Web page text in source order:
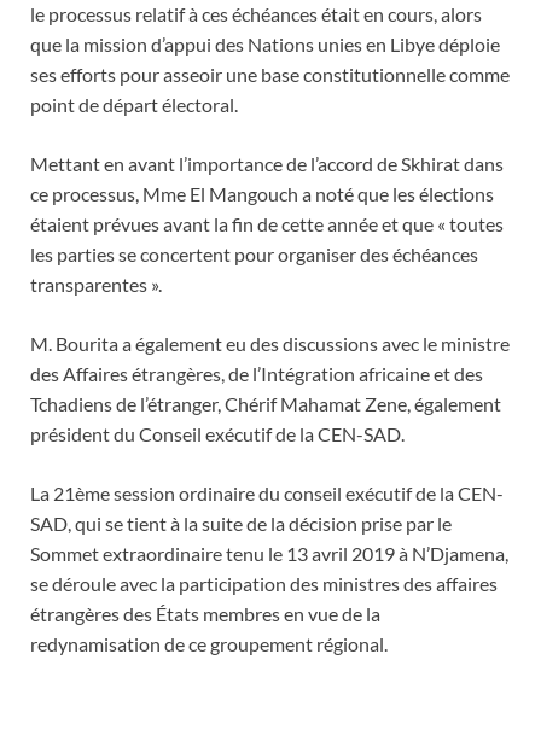
le processus relatif à ces échéances était en cours, alors
que la mission d’appui des Nations unies en Libye déploie
ses efforts pour asseoir une base constitutionnelle comme
point de départ électoral.
Mettant en avant l’importance de l’accord de Skhirat dans
ce processus, Mme El Mangouch a noté que les élections
étaient prévues avant la fin de cette année et que « toutes
les parties se concertent pour organiser des échéances
transparentes ».
M. Bourita a également eu des discussions avec le ministre
des Affaires étrangères, de l’Intégration africaine et des
Tchadiens de l’étranger, Chérif Mahamat Zene, également
président du Conseil exécutif de la CEN-SAD.
La 21ème session ordinaire du conseil exécutif de la CEN-
SAD, qui se tient à la suite de la décision prise par le
Sommet extraordinaire tenu le 13 avril 2019 à N’Djamena,
se déroule avec la participation des ministres des affaires
étrangères des États membres en vue de la
redynamisation de ce groupement régional.